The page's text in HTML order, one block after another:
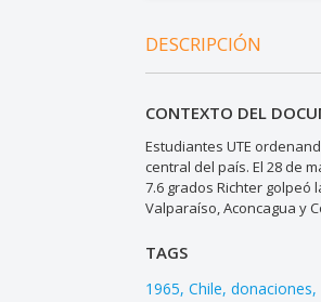
DESCRIPCIÓN
CONTEXTO DEL
Estudiantes UTE
central del país. El 28 de
7.6 grados Richter
Valparaíso, Aconcagua y
TAGS
1965 Chile donaciones